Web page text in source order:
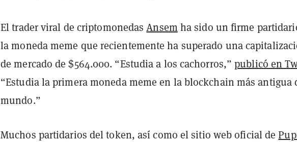
El trader viral de criptomonedasAnsem ha sido un firme
la moneda meme que recientemente ha superado una
de mercado de $564.000. “Estudia a los cachorros,”publicó en
“Estudia la primera moneda meme en la blockchain más antigua
mundo.”
Muchos partidarios del token, así como el sitio web oficial de